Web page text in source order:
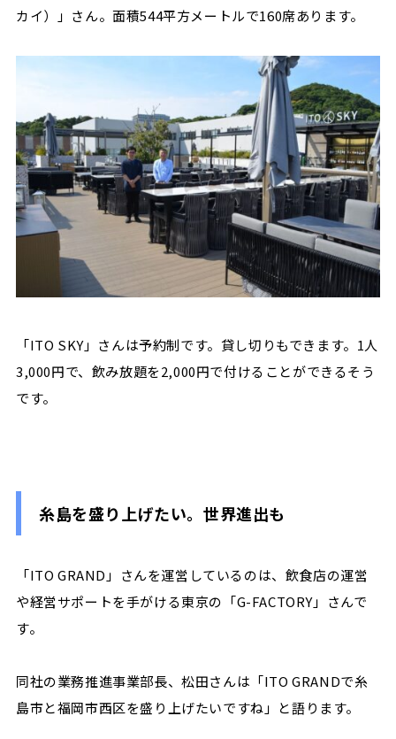
カイ）」さん。面積544平方メートルで160席あります。
「ITO SKY」さんは予約制です。貸し切りもできます。1人
3,000円で、飲み放題を2,000円で付けることができるそう
です。
糸島を盛り上げたい。世界進出も
「ITO GRAND」さんを運営しているのは、飲食店の運営
や経営サポートを手がける東京の「G-FACTORY」さんで
す。
同社の業務推進事業部長、松田さんは「ITO GRANDで糸
島市と福岡市西区を盛り上げたいですね」と語ります。